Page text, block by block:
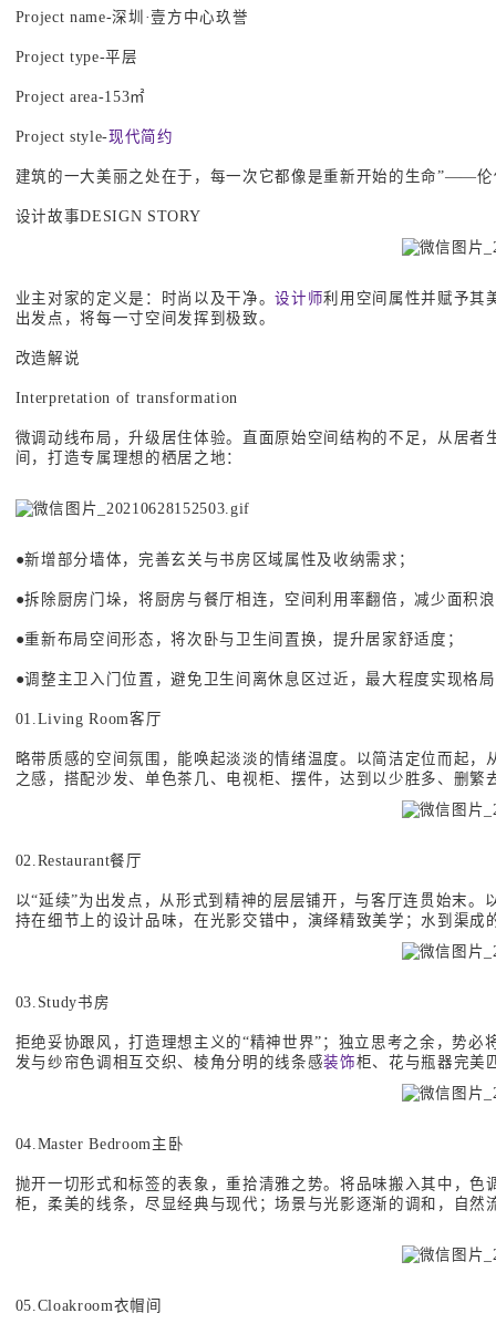
Project name-深圳·壹方中心玖誉
Project type-平层
Project area-153㎡
Project style-现代简约
建筑的一大美丽之处在于，每一次它都像是重新开始的生命”——伦
设计故事DESIGN STORY
业主对家的定义是：时尚以及干净。设计师利用空间属性并赋予其
出发点，将每一寸空间发挥到极致。
改造解说
Interpretation of transformation
微调动线布局，升级居住体验。直面原始空间结构的不足，从居
间，打造专属理想的栖居之地：
●新增部分墙体，完善玄关与书房区域属性及收纳需求；
●拆除厨房门垛，将厨房与餐厅相连，空间利用率翻倍，减少面积
●重新布局空间形态，将次卧与卫生间置换，提升居家舒适度；
●调整主卫入门位置，避免卫生间离休息区过近，最大程度实现格
01.Living Room客厅
略带质感的空间氛围，能唤起淡淡的情绪温度。以简洁定位而起
之感，搭配沙发、单色茶几、电视柜、摆件，达到以少胜多、删
02.Restaurant餐厅
以“延续”为出发点，从形式到精神的层层铺开，与客厅连贯始末
持在细节上的设计品味，在光影交错中，演绎精致美学；水到渠
03.Study书房
拒绝妥协跟风，打造理想主义的“精神世界”；独立思考之余，势
发与纱帘色调相互交织、棱角分明的线条感装饰柜、花与瓶器完美
04.Master Bedroom主卧
抛开一切形式和标签的表象，重拾清雅之势。将品味搬入其中，
柜，柔美的线条，尽显经典与现代；场景与光影逐渐的调和，自
05.Cloakroom衣帽间